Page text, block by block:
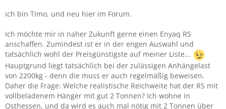
ich bin Timo, und neu hier im Forum.
Ich möchte mir in naher Zukunft gerne einen Enyaq RS
anschaffen. Zumindest ist er in der engen Auswahl und
tatsächlich wohl der Preisgünstigste auf meiner Liste...
Hauptgrund liegt tatsächlich bei der zulässigen Anhängelast
von 2200kg - denn die muss er auch regelmäßig beweisen.
Daher die Frage: Welche realistische Reichweite hat der RS mit
vollbeladenem Hänger mit gut 2 Tonnen? Ich wohne in
Osthessen, und da wird es auch mal nötig mit 2 Tonnen über